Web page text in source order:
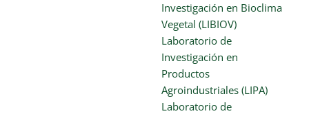
Investigación en Bioclima
Vegetal (LIBIOV)
Laboratorio de
Investigación en
Productos
Agroindustriales (LIPA)
Laboratorio de